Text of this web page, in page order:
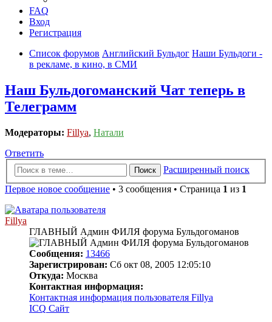
FAQ
Вход
Регистрация
Список форумов Английский Бульдог Наши Бульдоги -
в рекламе, в кино, в СМИ
Наш Бульдогоманский Чат теперь в
Телеграмм
Модераторы: Fillya, Натали
Ответить
Поиск
Расширенный поиск
Первое новое сообщение • 3 сообщения • Страница 1 из 1
Fillya
ГЛАВНЫЙ Админ ФИЛЯ форума Бульдогоманов
Сообщения: 13466
Зарегистрирован: Сб окт 08, 2005 12:05:10
Откуда: Москва
Контактная информация:
Контактная информация пользователя Fillya
ICQ Сайт